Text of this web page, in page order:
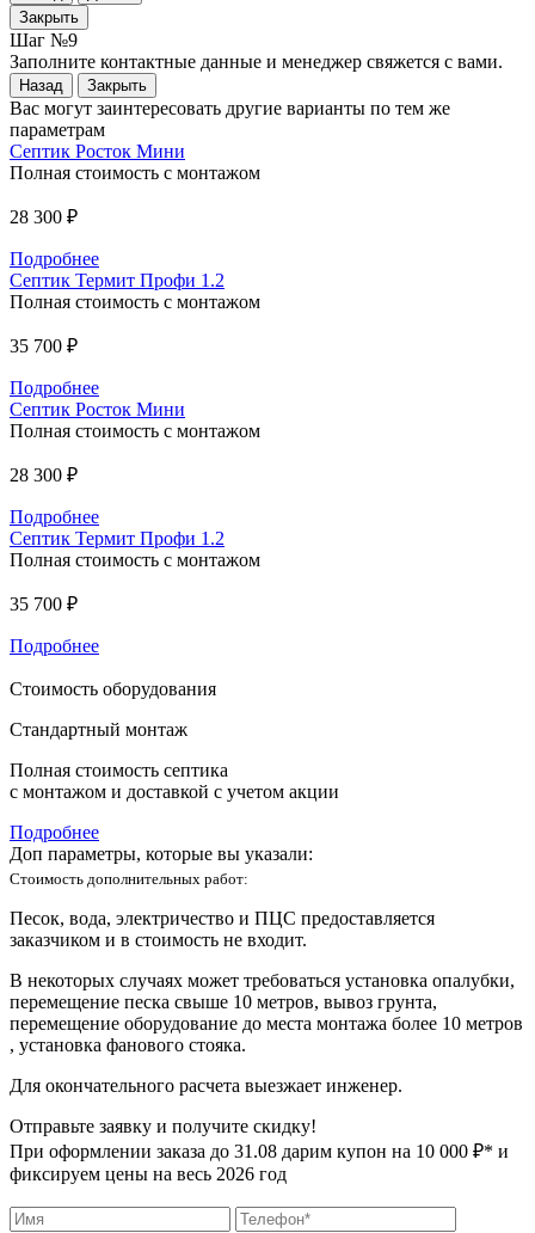
Закрыть
Шаг №9
Заполните контактные данные и менеджер свяжется с вами.
Назад Закрыть
Вас могут заинтересовать другие варианты по тем же
параметрам
Септик Росток Мини
Полная стоимость с монтажом
28 300 ₽
Подробнее
Септик Термит Профи 1.2
Полная стоимость с монтажом
35 700 ₽
Подробнее
Септик Росток Мини
Полная стоимость с монтажом
28 300 ₽
Подробнее
Септик Термит Профи 1.2
Полная стоимость с монтажом
35 700 ₽
Подробнее
Стоимость оборудования
Стандартный монтаж
Полная стоимость септика
с монтажом и доставкой с учетом акции
Подробнее
Доп параметры, которые вы указали:
Стоимость дополнительных работ:
Песок, вода, электричество и ПЦС предоставляется
заказчиком и в стоимость не входит.
В некоторых случаях может требоваться установка опалубки,
перемещение песка свыше 10 метров, вывоз грунта,
перемещение оборудование до места монтажа более 10 метров
, установка фанового стояка.
Для окончательного расчета выезжает инженер.
Отправьте заявку и получите скидку!
При оформлении заказа до 31.08 дарим купон на 10 000 ₽* и
фиксируем цены на весь 2026 год